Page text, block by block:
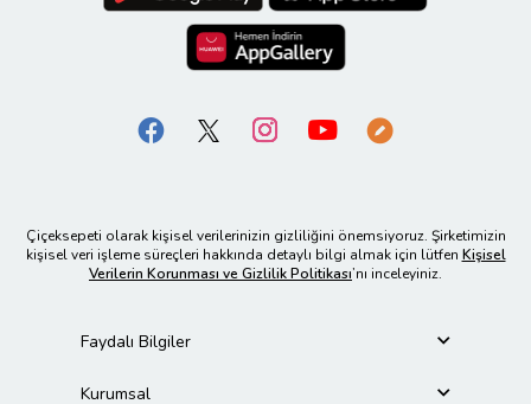
Çiçeksepeti olarak kişisel verilerinizin gizliliğini önemsiyoruz. Şirketimizin
kişisel veri işleme süreçleri hakkında detaylı bilgi almak için lütfen Kişisel
Verilerin Korunması ve Gizlilik Politikası’nı inceleyiniz.
Faydalı Bilgiler
Kurumsal